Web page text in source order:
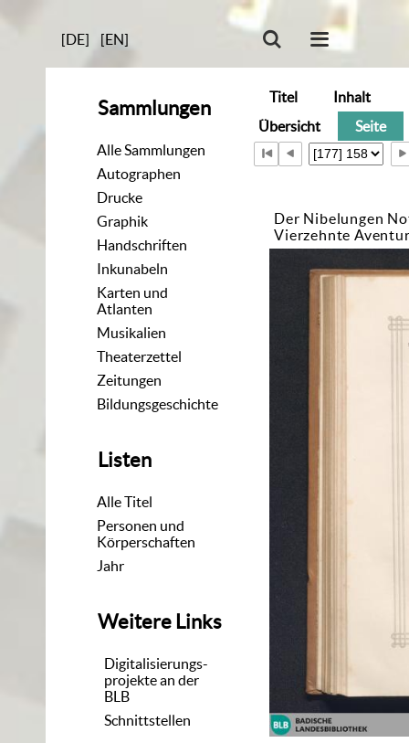
[DE] [EN]
Sammlungen
Alle Sammlungen
Autographen
Drucke
Graphik
Handschriften
Inkunabeln
Karten und
Atlanten
Musikalien
Theaterzettel
Zeitungen
Bildungsgeschichte
Listen
Alle Titel
Personen und
Körperschaften
Jahr
Weitere Links
Digitalisierungs-
projekte an der
BLB
Schnittstellen
Titel
Inhalt
Übersicht
Seite
Der Nibelungen
Vierzehnte